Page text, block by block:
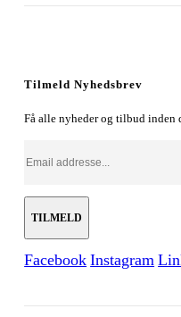
Tilmeld Nyhedsbrev
Få alle nyheder og tilbud inden
Facebook Instagram